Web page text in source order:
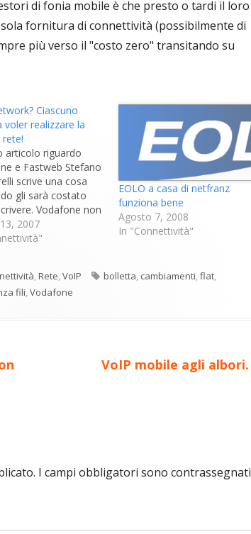
di fonia mobile è che presto o tardi il loro
fornitura di connettività (possibilmente di
più verso il "costo zero" transitando su
Ciascuno
voler realizzare la
articolo riguardo
e Fastweb Stefano
scrive una cosa
gli sarà costato
Vodafone non
ad acquisire
(fin qui niente fatica)
invece cozza contro
Network" e temo
2007
EOLO a casa di netfranz
funziona bene
Agosto 7, 2008
In "Connettività"
,Rete,VoIP Tag
bolletta, cambiamenti,flat,
fili,Vodafone
Nuovo
VoIP mobile agli albori.
I campi obbligatori sono contrassegnati